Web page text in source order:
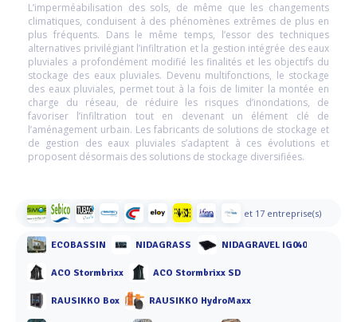
L’imperméabilisation des sols, de même que les changements
climatiques, conduisent à des phénomènes extrêmes de plus en
plus fréquents. Dans le même temps, l’essor des techniques
alternatives privilégiant l’infiltration et la gestion intégrée des eaux
pluviales a profondément modifié les finalités et les objectifs du
stockage des eaux pluviales. Devenu multifonctions, le stockage
des eaux pluviales, permet tout à la fois de limiter la montée en
charge du réseau, de réduire les risques d’inondations, de
favoriser l’infiltration tout en devenant un élément clé de
l’aménagement urbain. Les fabricants de solutions de stockage et
de gestion des eaux pluviales s’adaptent à ces évolutions et
proposent désormais des solutions de stockage diversifiées.
et 17 entreprise(s)
ECOBASSIN NIDAGRASS NIDAGRAVEL IG040
ACO Stormbrixx ACO Stormbrixx SD
RAUSIKKO Box RAUSIKKO HydroMaxx